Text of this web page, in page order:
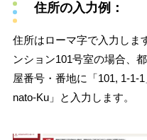
住所の入力例：
住所はローマ字で入力しま
ンション101号室の場合、
屋番号・番地に「101, 1-1-
nato-Ku」と入力します。